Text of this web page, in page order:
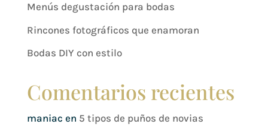
Menús degustación para bodas
Rincones fotográficos que enamoran
Bodas DIY con estilo
Comentarios recientes
maniac en 5 tipos de puños de novias